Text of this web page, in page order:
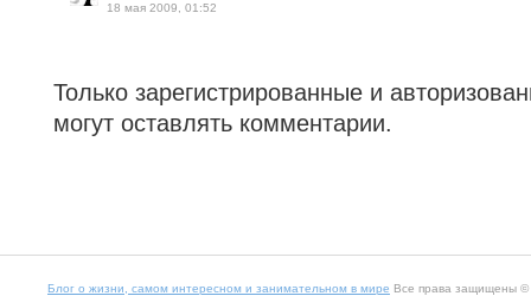
18 мая 2009, 01:52
Только зарегистрированные и
могут оставлять комментарии.
Блог о жизни, самом интересном и занимательном в мире Все права защищены ©